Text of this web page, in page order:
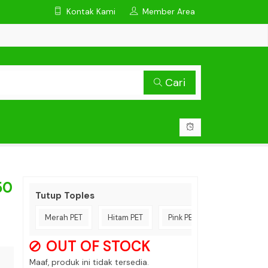
Kontak Kami Member Area
Cari
Tutup Toples
Merah PET Hitam PET Pink PET
OUT OF STOCK
Maaf, produk ini tidak tersedia.